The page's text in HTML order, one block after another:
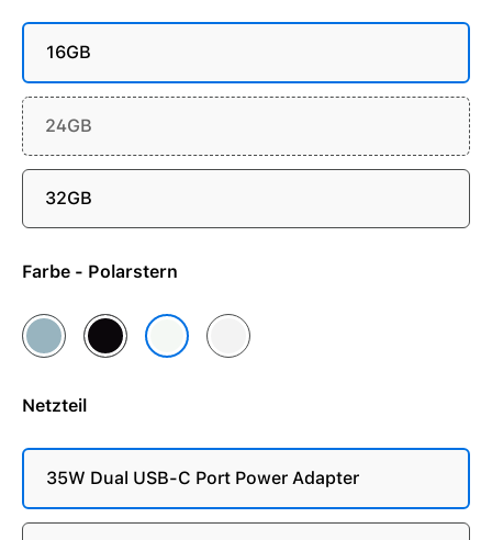
16GB
24GB
32GB
Farbe - Polarstern
HimmelblauMitternachtPolarsternSilber
Netzteil
35W Dual USB-C Port Power Adapter